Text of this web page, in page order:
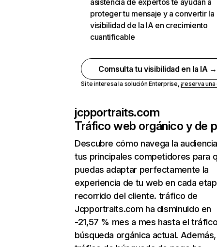
asistencia de expertos te ayudan a
proteger tu mensaje y a convertir la
visibilidad de la IA en crecimiento
cuantificable
Comsulta tu visibilidad en la IA →
Si te interesa la solución Enterprise,¡reserva
jcpportraits.com
Tráfico web orgánico y de
Descubre cómo navega la
tus principales competidores para
puedas adaptar perfectamente la
experiencia de tu web en cada
recorrido del cliente. tráfico de
Jcpportraits.com ha disminuido en
-21,57 % mes a mes hasta el
búsqueda orgánica actual.